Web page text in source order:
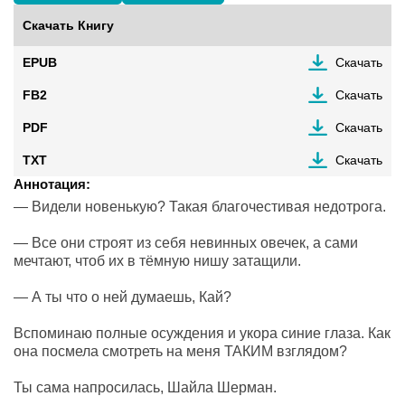
Скачать Книгу
EPUB Скачать
FB2 Скачать
PDF Скачать
TXT Скачать
Аннотация:
— Видели новенькую? Такая благочестивая недотрога.
— Все они строят из себя невинных овечек, а сами
мечтают, чтоб их в тёмную нишу затащили.
— А ты что о ней думаешь, Кай?
Вспоминаю полные осуждения и укора синие глаза. Как
она посмела смотреть на меня ТАКИМ взглядом?
Ты сама напросилась, Шайла Шерман.